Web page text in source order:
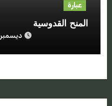
عبارة
المنح القدوسية
ديسمبر 3, 2025